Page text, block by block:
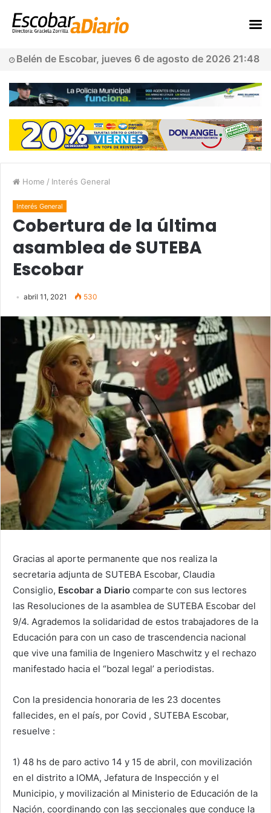
Belén de Escobar, jueves 6 de agosto de 2026 21:48
Home / Interés General
Interés General
Cobertura de la última
asamblea de SUTEBA
Escobar
abril 11, 2021 530
Gracias al aporte permanente que nos realiza la
secretaria adjunta de SUTEBA Escobar, Claudia
Consiglio, Escobar a Diario comparte con sus lectores
las Resoluciones de la asamblea de SUTEBA Escobar del
9/4. Agrademos la solidaridad de estos trabajadores de la
Educación para con un caso de trascendencia nacional
que vive una familia de Ingeniero Maschwitz y el rechazo
manifestado hacia el “bozal legal’ a periodistas.
Con la presidencia honoraria de les 23 docentes
fallecides, en el país, por Covid , SUTEBA Escobar,
resuelve :
1) 48 hs de paro activo 14 y 15 de abril, con movilización
en el distrito a IOMA, Jefatura de Inspección y el
Municipio, y movilización al Ministerio de Educación de la
Nación, coordinando con las seccionales que conduce la